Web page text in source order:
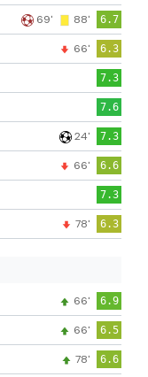
69' 88' 6.7
66' 6.3
7.3
7.6
24' 7.3
66' 6.6
7.3
78' 6.3
66' 6.9
66' 6.5
78' 6.6